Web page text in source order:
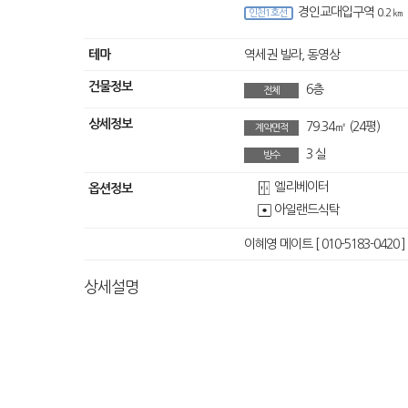
인천1호선 경인교대입구역 0.2 ㎞
테마 역세권 빌라, 동영상
건물정보 전체 6층
상세정보 계약면적 79.34㎡ (24평)
방수 3 실
옵션정보
엘리베이터
아일랜드식탁
이혜영 메이트 [ 010-5183-0420 ]
상세설명